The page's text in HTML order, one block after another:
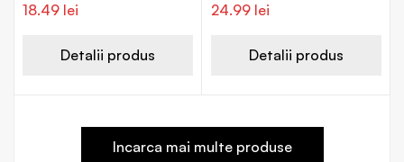
18.49 lei
Detalii produs
24.99 lei
Detalii produs
Incarca mai multe produse